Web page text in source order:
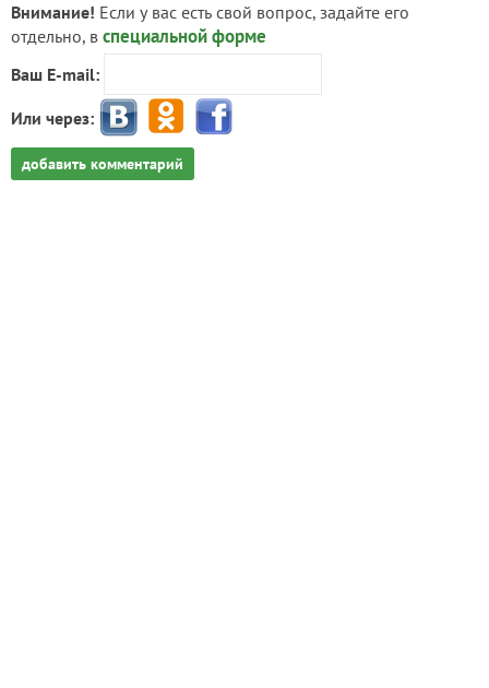
Внимание! Если у вас есть свой вопрос, задайте его
отдельно, в специальной форме
Ваш E-mail:
Или через:
добавить комментарий